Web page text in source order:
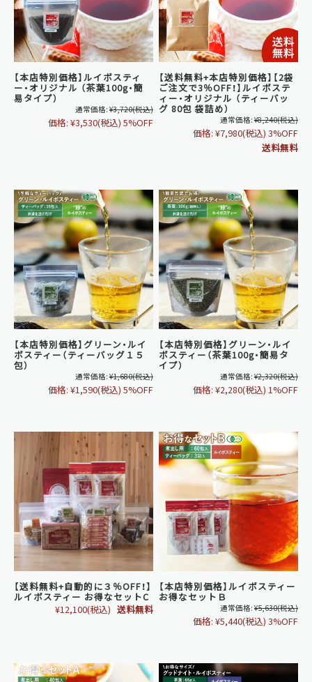
【本店特別価格】ルイボスティ
ー・オリジナル （茶葉100g・簡
易タイプ）
通常価格: ¥3,720(税込)
価格: ¥3,530(税込) 5%OFF
【送料無料+本店特別価格】【2袋
ご注文で3％OFF！】ルイボステ
ィー・オリジナル （ティーバッ
グ 80包 袋詰め）
通常価格: ¥8,240(税込)
価格: ¥7,980(税込) 3%OFF
送料無料
【本店特別価格】グリーン・ルイ
ボスティー（ティーバッグ１５
包）
通常価格: ¥1,680(税込)
価格: ¥1,590(税込) 5%OFF
【本店特別価格】グリーン・ルイ
ボスティー（茶葉100g・簡易タ
イプ）
通常価格: ¥2,320(税込)
価格: ¥2,280(税込) 1%OFF
【送料無料+自動的に３％OFF！】
ルイボスティー お得なセットC
¥12,100(税込) 送料無料
【本店特別価格】ルイボスティー
お得なセットＢ
通常価格: ¥5,630(税込)
価格: ¥5,440(税込) 3%OFF